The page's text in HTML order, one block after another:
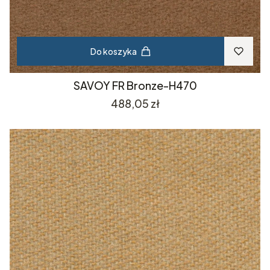
Do koszyka
SAVOY FR Bronze-H470
Cena
488,05 zł